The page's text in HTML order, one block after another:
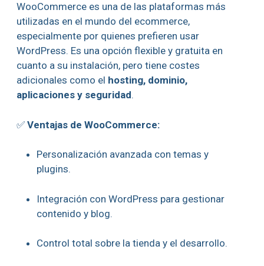
WooCommerce es una de las plataformas más
utilizadas en el mundo del ecommerce,
especialmente por quienes prefieren usar
WordPress. Es una opción flexible y gratuita en
cuanto a su instalación, pero tiene costes
adicionales como el hosting, dominio,
aplicaciones y seguridad.
✅ Ventajas de WooCommerce:
Personalización avanzada con temas y
plugins.
Integración con WordPress para gestionar
contenido y blog.
Control total sobre la tienda y el desarrollo.